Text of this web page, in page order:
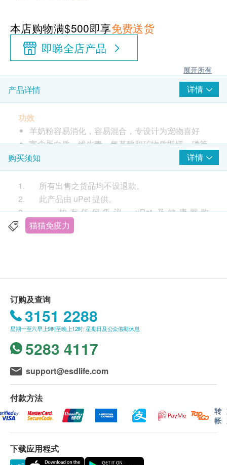
本店购物满$500即享免费送货
即睇全店产品
展开所有
产品详情 详情
功效
羊奶粉容易消化，容易混合，专设计为宠物喜好
富含蛋白质、维生素、氨基酸和矿物质即钙、磷等
有助于骨骼和牙齿的形成
助攻不仅是大脑的发育，而且健康的皮肤和毛发
酪蛋白和寡改善消化，防止腹泻
成分
酪蛋白、脱脂羊奶、动物脂肪和油、植物油、维生素
A、维生素D、钙、蛋白质、叶酸、氨基酸、寡糖、乳
购买须知 详情
1. 所有出售之货品均不设退款。
2. 此产品由 uPet 提供。
3. 如有任何争议，uPet 及健康网购
Health.ESDlife 保留最终决议权。
2. 我们将于确定订单后3个工作天内安排发货。
3. 不排除运送时间会因节日而有所影响。当八号
烈风讯号悬挂或黑色暴雨警告生效时，送货服务时间
将会延迟。
4. 所有订单须视乎相关货品的供应情况再作最后
确认。倘若生活易未能提供任何订单上的货品，生活
易有权拒绝接受该订单，并且会于送货前透过电话或
电邮通知顾客再作安排。
保证
最少有6个月或以上。
猫猫免疫力
订购及查询
3151 2288
星期一至六早上9时至晚上12时; 星期日及公众假期休息
5283 4117
support@esdlife.com
付款方法
转
帐
下载应用程式